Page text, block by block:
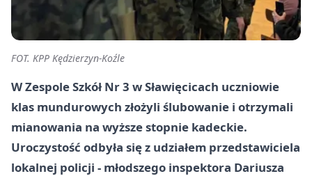
FOT. KPP Kędzierzyn-Koźle
W Zespole Szkół Nr 3 w Sławięcicach uczniowie
klas mundurowych złożyli ślubowanie i otrzymali
mianowania na wyższe stopnie kadeckie.
Uroczystość odbyła się z udziałem przedstawiciela
lokalnej policji - młodszego inspektora Dariusza